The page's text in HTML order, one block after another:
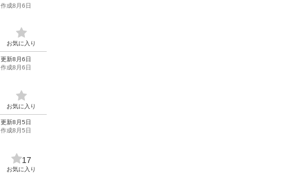
作成8月6日
お気に入り
更新8月6日
作成8月6日
お気に入り
更新8月5日
作成8月5日
17
お気に入り